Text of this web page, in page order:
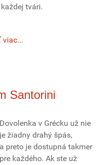
tvári.
viac...
Santorini
Dovolenka v Grécku už nie
je žiadny drahý špás,
a preto je dostupná takmer
pre každého. Ak ste už